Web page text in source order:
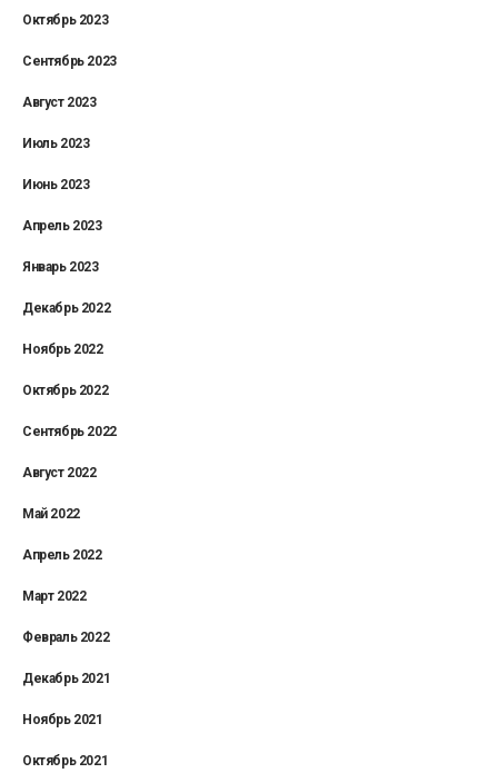
Октябрь 2023
Сентябрь 2023
Август 2023
Июль 2023
Июнь 2023
Апрель 2023
Январь 2023
Декабрь 2022
Ноябрь 2022
Октябрь 2022
Сентябрь 2022
Август 2022
Май 2022
Апрель 2022
Март 2022
Февраль 2022
Декабрь 2021
Ноябрь 2021
Октябрь 2021